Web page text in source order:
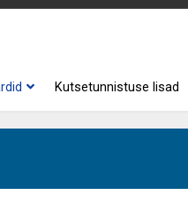
Kutsetunnistuse lisad